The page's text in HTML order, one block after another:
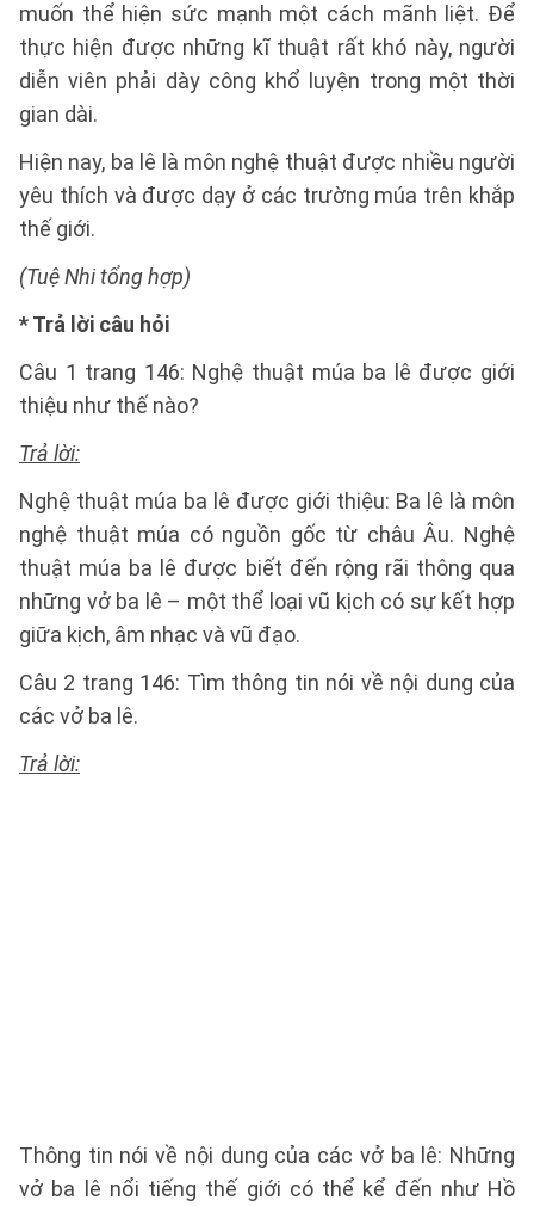
muốn thể hiện sức mạnh một cách mãnh liệt. Để
thực hiện được những kĩ thuật rất khó này, người
diễn viên phải dày công khổ luyện trong một thời
gian dài.
Hiện nay, ba lê là môn nghệ thuật được nhiều người
yêu thích và được dạy ở các trường múa trên khắp
thế giới.
(Tuệ Nhi tổng hợp)
*Trả lời câu hỏi
Câu 1 trang 146: Nghệ thuật múa ba lê được giới
thiệu như thế nào?
Trả lời:
Nghệ thuật múa ba lê được giới thiệu: Ba lê là môn
nghệ thuật múa có nguồn gốc từ châu Âu. Nghệ
thuật múa ba lê được biết đến rộng rãi thông qua
những vở ba lê – một thể loại vũ kịch có sự kết hợp
giữa kịch, âm nhạc và vũ đạo.
Câu 2 trang 146: Tìm thông tin nói về nội dung của
các vở ba lê.
Trả lời:
Thông tin nói về nội dung của các vở ba lê: Những
vở ba lê nổi tiếng thế giới có thể kể đến như Hồ